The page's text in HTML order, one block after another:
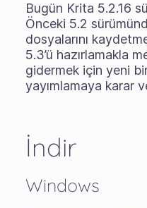
Bugün Krita 5.2.16
Önceki 5.2
dosyalarını
5.3’ü hazırlamakla
gidermek için yeni
yayımlamaya karar
İndir
Windows